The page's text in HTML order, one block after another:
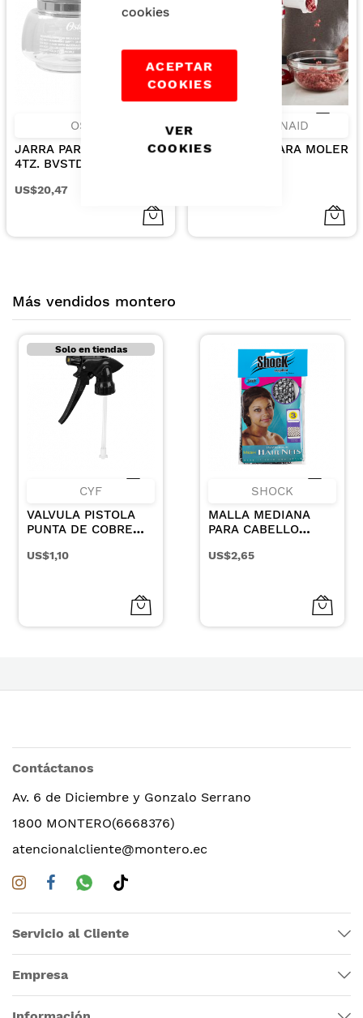
cookies
ACEPTAR
COOKIES
VER
COOKIES
Más vendidos montero
Solo en tiendas
CYF
VALVULA PISTOLA
PUNTA DE COBRE
NEGRA
US$1,10
SHOCK
MALLA MEDIANA
PARA CABELLO
US$2,65
OSTER
JARRA PARA CAFETERA
4TZ. BVSTDCDR5 B/R
US$20,47
KITCHENAID
ACCESORIO PARA MOLER
Contáctanos
Av. 6 de Diciembre y Gonzalo Serrano
1800 MONTERO(6668376)
atencionalcliente@montero.ec
Servicio al Cliente
Empresa